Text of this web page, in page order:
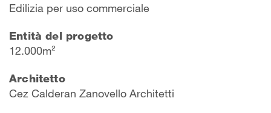
Edilizia per uso commerciale
Entità del progetto
12.000m²
Architetto
Cez Calderan Zanovello Architetti